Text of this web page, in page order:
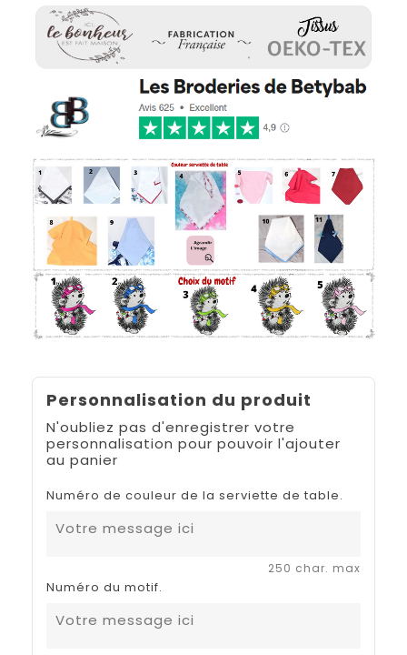
Personnalisation du produit
N'oubliez pas d'enregistrer votre
personnalisation pour pouvoir l'ajouter
au panier
Numéro de couleur de la serviette de table.
250 char. max
Numéro du motif.